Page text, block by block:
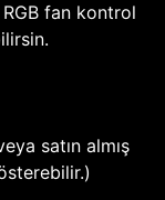
fan kontrol
satın almış